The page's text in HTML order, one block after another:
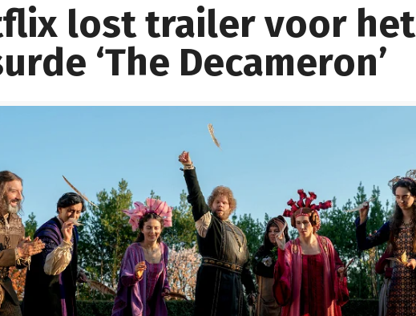
lost trailer voor het
‘The Decameron’